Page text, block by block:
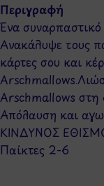
Περιγραφή
Ένα συναρπαστικό
Ανακάλυψε τους
κάρτες σου και
Arschmallows στη
Απόλαυση και
ΚΙΝΔΥΝΟΣ
Παίκτες 2-6